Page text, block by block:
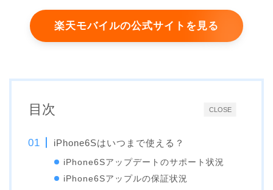
楽天モバイルの公式サイトを見る
CLOSE
目次
iPhone6Sはいつまで使える？
iPhone6Sアップデートのサポート状況
iPhone6Sアップルの保証状況